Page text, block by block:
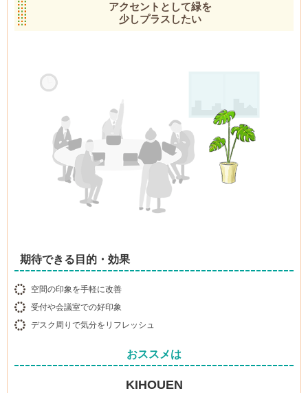
アクセントとして緑を
少しプラスしたい
期待できる目的・効果
空間の印象を手軽に改善
受付や会議室での好印象
デスク周りで気分をリフレッシュ
おススメは
KIHOUEN